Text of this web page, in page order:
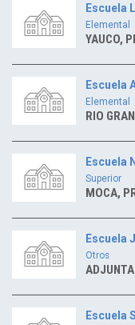
Escuela
Elemental
YAUCO,
Escuela
Elemental
RIO
Escuela
Superior
MOCA,
Escuela
Otros
Escuela